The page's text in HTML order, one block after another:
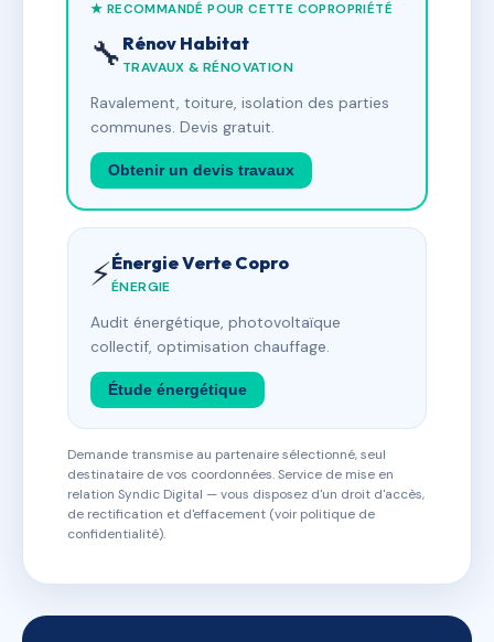
★ RECOMMANDÉ POUR CETTE COPROPRIÉTÉ
🔧 Rénov Habitat
TRAVAUX & RÉNOVATION
Ravalement, toiture, isolation des parties
communes. Devis gratuit.
Obtenir un devis travaux
⚡Énergie Verte Copro
ÉNERGIE
Audit énergétique, photovoltaïque
collectif, optimisation chauffage.
Étude énergétique
Demande transmise au partenaire sélectionné, seul
destinataire de vos coordonnées. Service de mise en
relation Syndic Digital — vous disposez d'un droit d'accès,
de rectification et d'effacement (voir politique de
confidentialité).